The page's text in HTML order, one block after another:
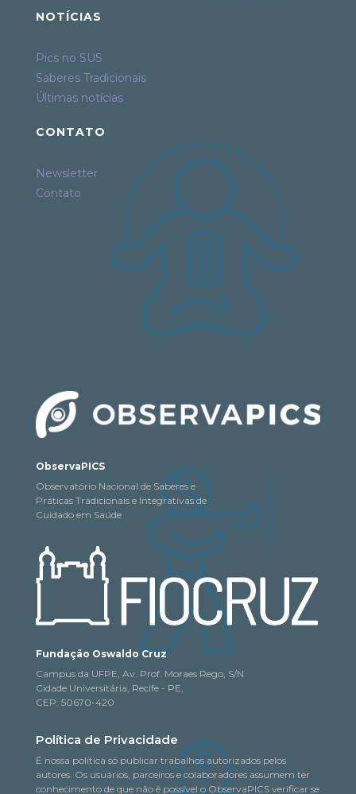
NOTÍCIAS
Pics no SUS
Saberes Tradicionais
Últimas notícias
CONTATO
Newsletter
Contato
ObservaPICS
Observatório Nacional de Saberes e
Práticas Tradicionais e Integrativas de
Cuidado em Saúde
Fundação Oswaldo Cruz
Campus da UFPE, Av. Prof. Moraes Rego, S/N
Cidade Universitária, Recife - PE,
CEP: 50670-420
Política de Privacidade
É nossa política só publicar trabalhos autorizados pelos
autores. Os usuários, parceiros e colaboradores assumem ter
conhecimento de que não é possível o ObservaPICS verificar se